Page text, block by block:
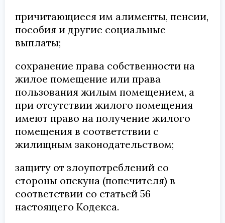
причитающиеся им алименты, пенсии,
пособия и другие социальные
выплаты;
сохранение права собственности на
жилое помещение или права
пользования жилым помещением, а
при отсутствии жилого помещения
имеют право на получение жилого
помещения в соответствии с
жилищным законодательством;
защиту от злоупотреблений со
стороны опекуна (попечителя) в
соответствии со статьей 56
настоящего Кодекса.